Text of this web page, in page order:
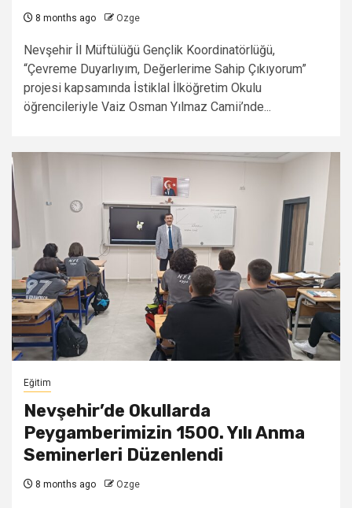
8 months ago Ozge
Nevşehir İl Müftülüğü Gençlik Koordinatörlüğü,
“Çevreme Duyarlıyım, Değerlerime Sahip Çıkıyorum”
projesi kapsamında İstiklal İlköğretim Okulu
öğrencileriyle Vaiz Osman Yılmaz Camii’nde...
Eğitim
Nevşehir’de Okullarda
Peygamberimizin 1500. Yılı Anma
Seminerleri Düzenlendi
8 months ago Ozge